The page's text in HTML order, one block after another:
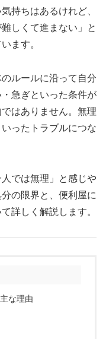
持ちはあるけれど、
しくて進まない」と
ます。
ルールに沿って自分
急ぎといった条件が
はありません。無理
ったトラブルにつな
では無理」と感じや
の限界と、便利屋に
詳しく解説します。
な理由